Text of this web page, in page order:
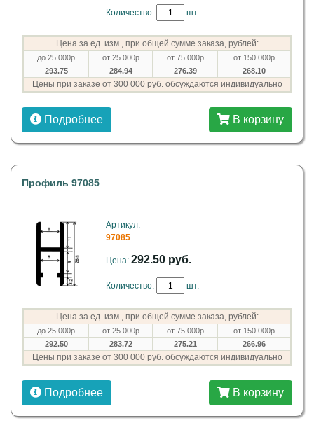
Количество: шт.
Цена за ед. изм., при общей сумме заказа, рублей:
до 25 000р от 25 000р от 75 000р
от 150 000р
293.75
284.94 276.39 268.10
Цены при заказе от 300 000 руб. обсуждаются индивидуально
Подробнее В корзину
Профиль 97085
Артикул:
97085
Цена: 292.50 руб.
Количество: шт.
Цена за ед. изм., при общей сумме заказа, рублей:
до 25 000р от 25 000р от 75 000р
от 150 000р
292.50
283.72 275.21 266.96
Цены при заказе от 300 000 руб. обсуждаются индивидуально
Подробнее В корзину